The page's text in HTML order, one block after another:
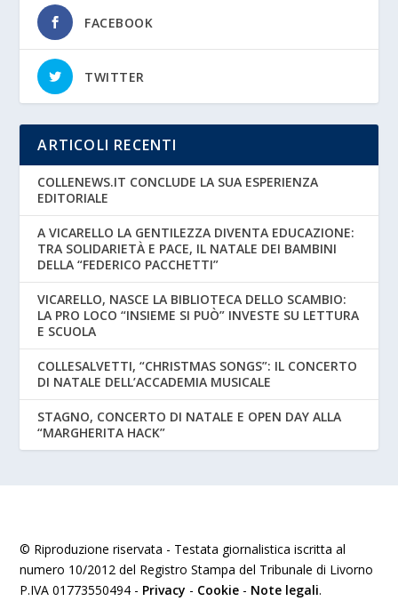
FACEBOOK
TWITTER
ARTICOLI RECENTI
COLLENEWS.IT CONCLUDE LA SUA ESPERIENZA
EDITORIALE
A VICARELLO LA GENTILEZZA DIVENTA EDUCAZIONE:
TRA SOLIDARIETÀ E PACE, IL NATALE DEI BAMBINI
DELLA “FEDERICO PACCHETTI”
VICARELLO, NASCE LA BIBLIOTECA DELLO SCAMBIO:
LA PRO LOCO “INSIEME SI PUÒ” INVESTE SU LETTURA
E SCUOLA
COLLESALVETTI, “CHRISTMAS SONGS”: IL CONCERTO
DI NATALE DELL’ACCADEMIA MUSICALE
STAGNO, CONCERTO DI NATALE E OPEN DAY ALLA
“MARGHERITA HACK”
© Riproduzione riservata - Testata giornalistica iscritta al
numero 10/2012 del Registro Stampa del Tribunale di Livorno
P.IVA 01773550494 - Privacy - Cookie - Note legali.